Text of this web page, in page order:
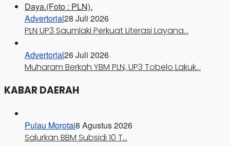
Advertorial28 Juli 2026
PLN UP3 Saumlaki Perkuat Literasi Layana…
Advertorial26 Juli 2026
Muharam Berkah YBM PLN, UP3 Tobelo Lakuk…
KABAR DAERAH
Pulau Morotai8 Agustus 2026
Salurkan BBM Subsidi 10 T…